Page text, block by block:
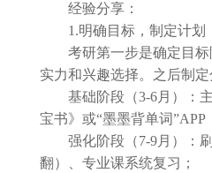
经验分享：
1.明确目标，制定计划
考研第一步是确定目标
实力和兴趣选择。之后制定
基础阶段（3-6月）：主
宝书》或“墨墨背单词”APP
强化阶段（7-9月）：刷
翻）、专业课系统复习；